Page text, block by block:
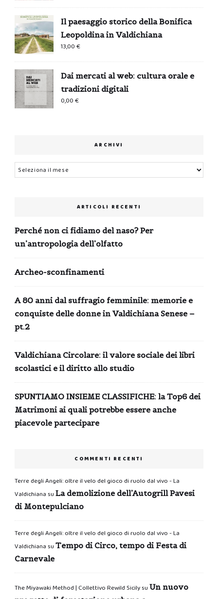
Il paesaggio storico della Bonifica
Leopoldina in Valdichiana
13,00€
Dai mercati al web: cultura orale e
tradizioni digitali
0,00€
ARCHIVI
Archivi
ARTICOLI RECENTI
Perché non ci fidiamo del naso? Per
un’antropologia dell’olfatto
Archeo-sconfinamenti
A 80 anni dal suffragio femminile: memorie e
conquiste delle donne in Valdichiana Senese –
pt.2
Valdichiana Circolare: il valore sociale dei libri
scolastici e il diritto allo studio
SPUNTIAMO INSIEME CLASSIFICHE: la Top6 dei
Matrimoni ai quali potrebbe essere anche
piacevole partecipare
COMMENTI RECENTI
Terre degli Angeli: oltre il velo del gioco di ruolo dal vivo - La
Valdichiana su La demolizione dell’Autogrill Pavesi
di Montepulciano
Terre degli Angeli: oltre il velo del gioco di ruolo dal vivo - La
Valdichiana su Tempo di Circo, tempo di Festa di
Carnevale
The Miyawaki Method | Collettivo Rewild Sicilysu Un nuovo